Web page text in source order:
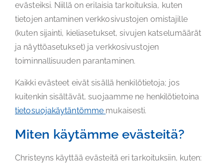
evästeiksi. Niillä on erilaisia tarkoituksia, kuten
tietojen antaminen verkkosivustojen omistajille
(kuten sijainti, kieliasetukset, sivujen katselumäärät
ja näyttöasetukset) ja verkkosivustojen
toiminnallisuuden parantaminen.
Kaikki evästeet eivät sisällä henkilötietoja; jos
kuitenkin sisältävät, suojaamme ne henkilötietoina
tietosuojakäytäntömme mukaisesti.
Miten käytämme evästeitä?
Christeyns käyttää evästeitä eri tarkoituksiin, kuten: